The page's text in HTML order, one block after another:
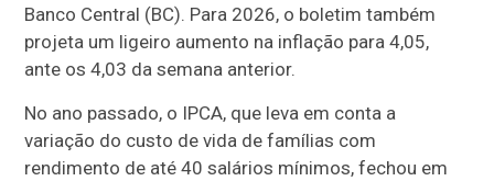
Banco Central (BC). Para 2026, o boletim também
projeta um ligeiro aumento na inflação para 4,05,
ante os 4,03 da semana anterior.
No ano passado, o IPCA, que leva em conta a
variação do custo de vida de famílias com
rendimento de até 40 salários mínimos, fechou em